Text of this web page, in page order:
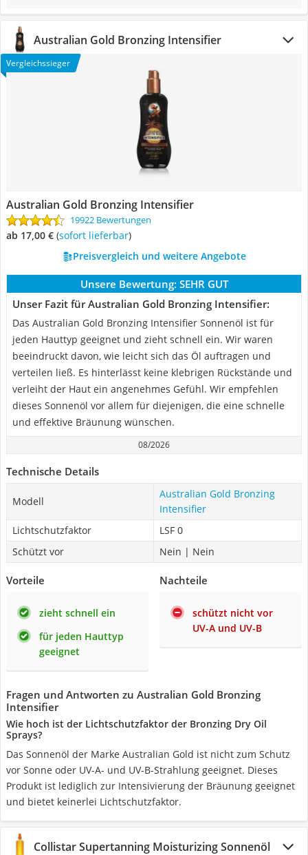
Australian Gold Bronzing Intensifier
Vergleichssieger
Australian Gold Bronzing Intensifier
19922 Bewertungen
ab 17,00 € ( Sofort lieferbar)
Preisvergleich und weitere Angebote
Unsere Bewertung: SEHR GUT
Unser Fazit für Australian Gold Bronzing Intensifier:
Das Australian Gold Bronzing Intensifier Sonnenöl ist für
jeden Hauttyp geeignet und zieht schnell ein. Wir waren
beeindruckt davon, wie leicht sich das Öl auftragen und
verteilen ließ. Es hinterlässt keine klebrigen Rückstände und
verleiht der Haut ein angenehmes Gefühl. Wir empfehlen
dieses Sonnenöl vor allem für diejenigen, die eine schnelle
und effektive Bräunung wünschen.
08/2026
Technische Details
Modell
Australian Gold Bronzing
Intensifier
Lichtschutzfaktor
LSF 0
Schützt vor
Nein | Nein
Vorteile
zieht schnell ein
für jeden Hauttyp
geeignet
Nachteile
schützt nicht vor
UV-A und UV-B
Fragen und Antworten zu Australian Gold Bronzing
Intensifier
Wie hoch ist der Lichtschutzfaktor der Bronzing Dry Oil
Sprays?
Das Sonnenöl der Marke Australian Gold ist nicht zum Schutz
vor Sonne oder UV-A- und UV-B-Strahlung geeignet. Dieses
Produkt ist lediglich zur Intensivierung der Bräunung geeignet
und bietet keinerlei Lichtschutzfaktor.
Collistar Supertanning Moisturizing Sonnenöl